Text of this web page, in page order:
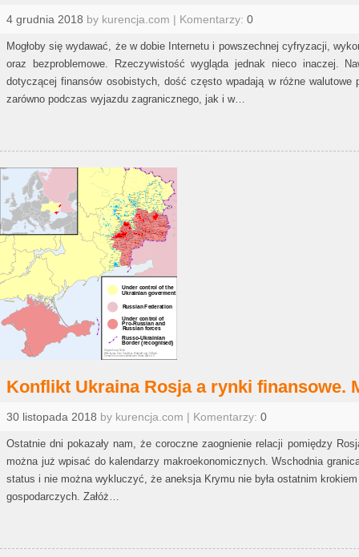
4 grudnia 2018 by kurencja.com | Komentarzy: 0
Mogłoby się wydawać, że w dobie Internetu i powszechnej cyfryzacji,
oraz bezproblemowe. Rzeczywistość wygląda jednak nieco inaczej.
dotyczącej finansów osobistych, dość często wpadają w różne walutowe
zarówno podczas wyjazdu zagranicznego, jak i w…
Konflikt Ukraina Rosja a rynki finansowe.
30 listopada 2018 by kurencja.com | Komentarzy: 0
Ostatnie dni pokazały nam, że coroczne zaognienie relacji pomiędzy
można już wpisać do kalendarzy makroekonomicznych. Wschodnia
status i nie można wykluczyć, że aneksja Krymu nie była ostatnim
gospodarczych. Załóż…